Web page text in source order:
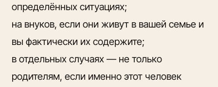
определённых ситуациях;
на внуков, если они живут в вашей семье и
вы фактически их содержите;
в отдельных случаях — не только
родителям, если именно этот человек